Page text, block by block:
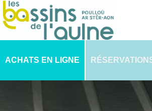
ACHATS EN LIGNE